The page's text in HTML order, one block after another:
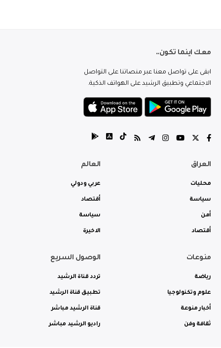
معك اينما تكون..
ابقى على تواصل معنا عبر منصاتنا على التواصل
الاجتماعي وتطبيق الرشيد على الهواتف الذكية.
العراق
محليات
سياسة
أمن
أقتصاد
العالم
عربي ودولي
أقتصاد
سياسة
الاخيرة
منوعات
رياضة
علوم وتكنولوجيا
أخبار منوعة
ثقافة وفن
الوصول السريع
تردد قناة الرشيد
تطبيق قناة الرشيد
قناة الرشيد مباشر
راديو الرشيد مباشر